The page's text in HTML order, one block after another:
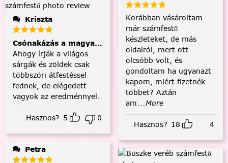
Kriszta
Csónakázás a magyar tengeren
Ahogy írják a világos
sárgák és zöldek csak
többszöri átfestéssel
fednek, de elégedett
vagyok az eredménnyel.
Hasznos? 5 0
Petra
Korábban vásároltam
már számfestő
készleteket, de más
oldalról, mert ott
olcsóbb volt, és
gondoltam ha ugyanazt
kapom, miért fizetnék
többet? Aztán
am ...More
Hasznos? 18 4